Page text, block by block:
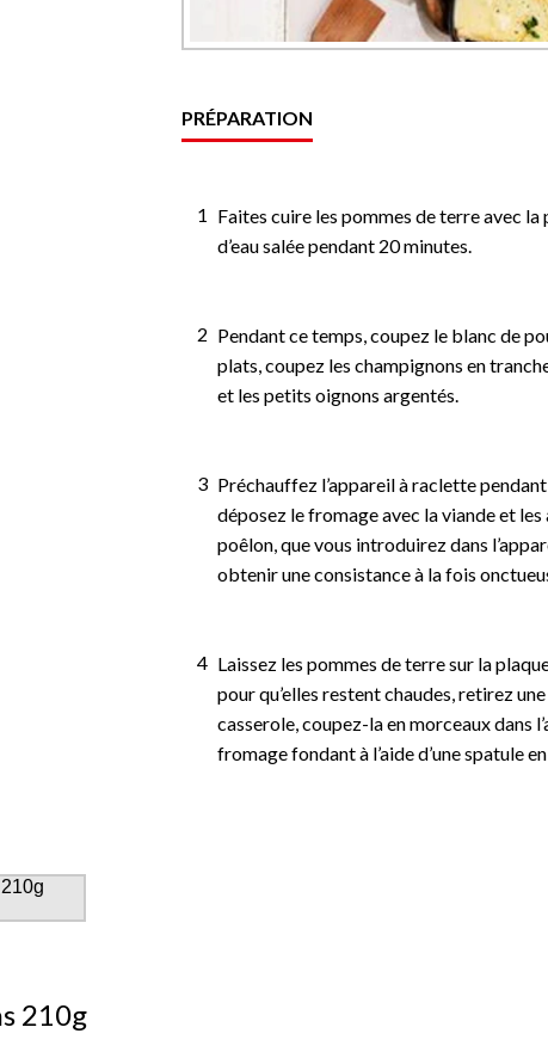
PRÉPARATION
Faites cuire les pommes de terre avec la
d’eau salée pendant 20 minutes.
Pendant ce temps, coupez le blanc de
plats, coupez les champignons en
et les petits oignons argentés.
Préchauffez l’appareil à raclette
déposez le fromage avec la viande et
poêlon, que vous introduirez dans
obtenir une consistance à la fois
Laissez les pommes de terre sur la
pour qu’elles restent chaudes, retirez
casserole, coupez-la en morceaux dans
fromage fondant à l’aide d’une spatule
210g